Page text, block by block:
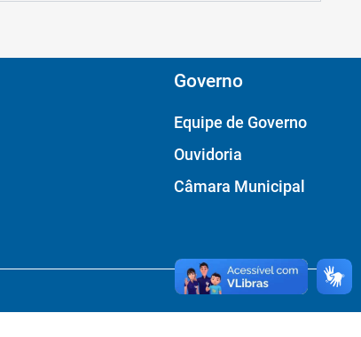
Governo
Equipe de Governo
Ouvidoria
Câmara Municipal